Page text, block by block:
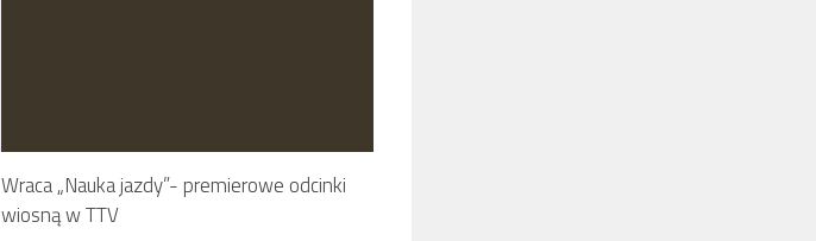
Wraca „Nauka jazdy”- premierowe odcinki
wiosną w TTV